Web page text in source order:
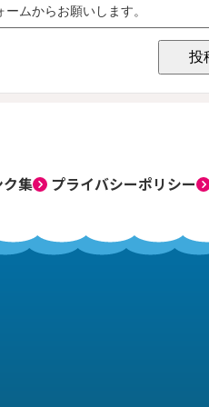
集 プライバシーポリシー